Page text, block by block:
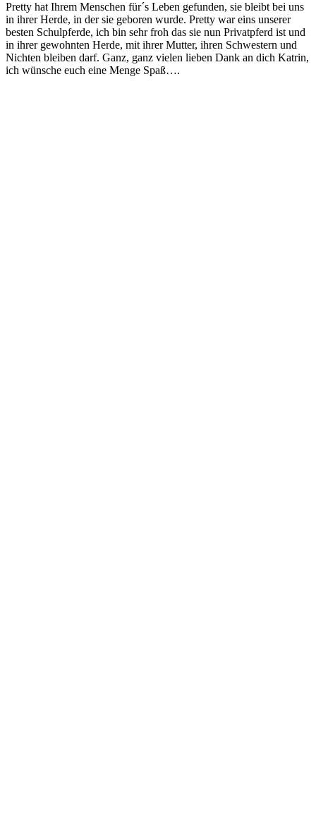
Pretty hat Ihrem Menschen für´s Leben gefunden, sie bleibt bei uns
in ihrer Herde, in der sie geboren wurde. Pretty war eins unserer
besten Schulpferde, ich bin sehr froh das sie nun Privatpferd ist und
in ihrer gewohnten Herde, mit ihrer Mutter, ihren Schwestern und
Nichten bleiben darf. Ganz, ganz vielen lieben Dank an dich Katrin,
ich wünsche euch eine Menge Spaß….